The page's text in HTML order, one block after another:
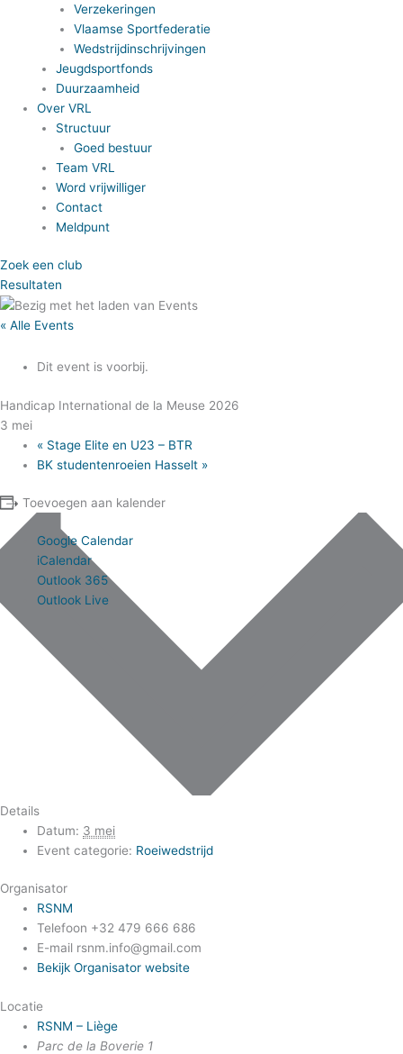
Verzekeringen
Vlaamse Sportfederatie
Wedstrijdinschrijvingen
Jeugdsportfonds
Duurzaamheid
Over VRL
Structuur
Goed bestuur
Team VRL
Word vrijwilliger
Contact
Meldpunt
Zoek een club
Resultaten
« Alle Events
Dit event is voorbij.
Handicap International de la Meuse 2026
3 mei
« Stage Elite en U23 – BTR
BK studentenroeien Hasselt »
Toevoegen aan kalender
Google Calendar
iCalendar
Outlook 365
Outlook Live
Details
Datum: 3 mei
Event categorie: Roeiwedstrijd
Organisator
RSNM
Telefoon +32 479 666 686
E-mail rsnm.info@gmail.com
Bekijk Organisator website
Locatie
RSNM – Liège
Parc de la Boverie 1